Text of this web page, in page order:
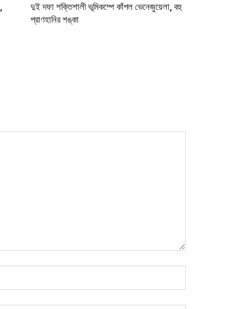
দুই দফা শক্তিশালী ভূমিকম্পে কাঁপল ভেনেজুয়েলা, বহু
প্রাণহানির শঙ্কা